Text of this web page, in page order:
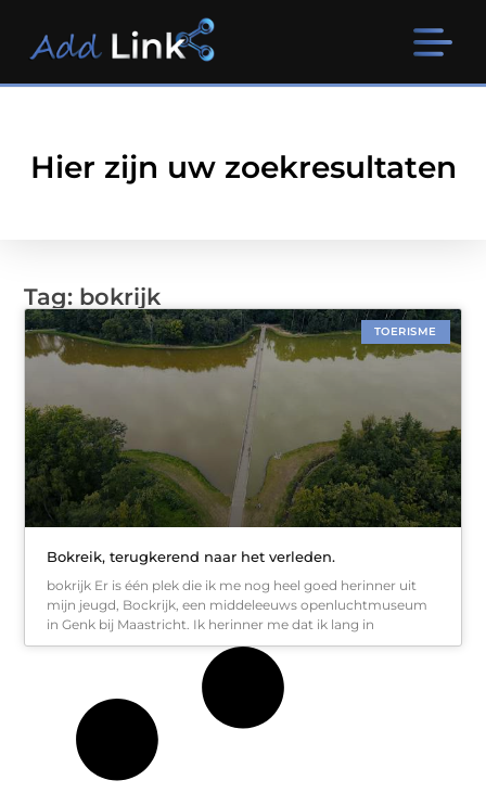
Hier zijn uw zoekresultaten
Tag: bokrijk
TOERISME
Bokreik, terugkerend naar het verleden.
bokrijk Er is één plek die ik me nog heel goed herinner uit
mijn jeugd, Bockrijk, een middeleeuws openluchtmuseum
in Genk bij Maastricht. Ik herinner me dat ik lang in